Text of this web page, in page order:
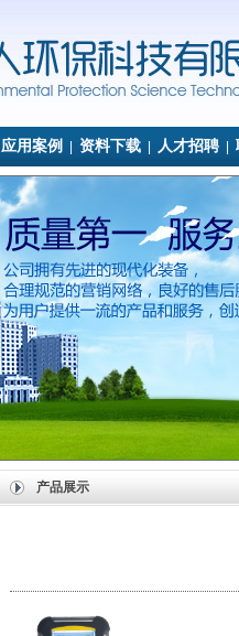
应用案例 资料下载 人才招聘
产品展示